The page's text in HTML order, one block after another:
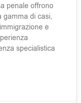
penale offrono
gamma di casi,
e
specialistica